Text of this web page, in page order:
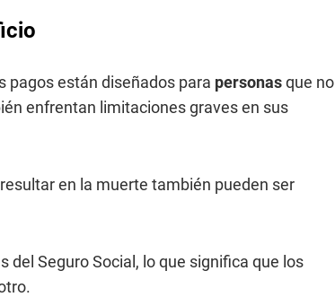
pagos están diseñados para personasque no
enfrentan limitaciones graves en sus
en la muerte también pueden ser
del Seguro Social, lo que significa que los